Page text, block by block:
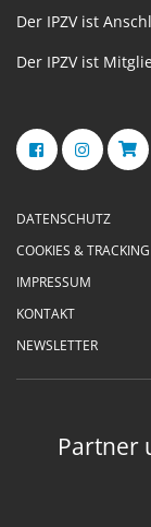
Der IPZV ist
Der IPZV ist
DATENSCHUTZ
COOKIES & TRACKING
IMPRESSUM
KONTAKT
NEWSLETTER
Partner